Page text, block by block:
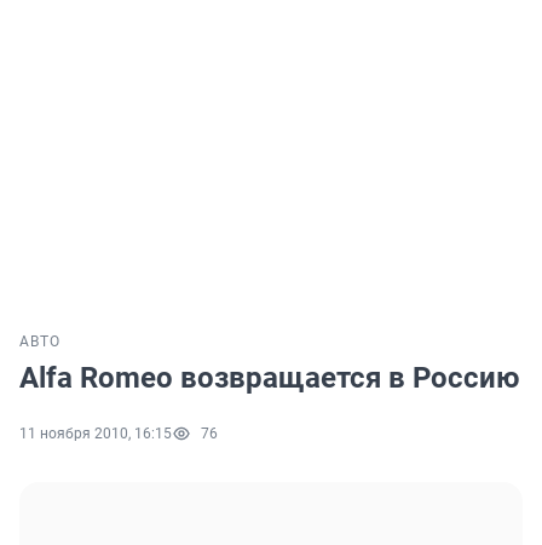
АВТО
Alfa Romeo возвращается в Россию
11 ноября 2010, 16:15 76